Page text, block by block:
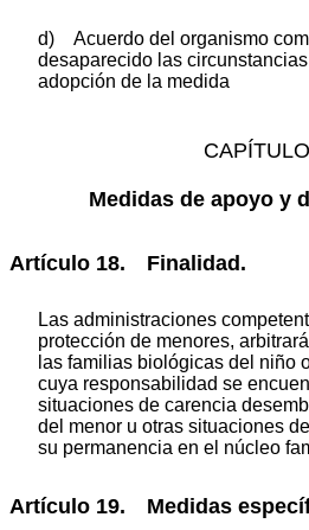
d) Acuerdo del organismo
desaparecido las
adopción de la medida
Medidas de apoyo y
Artículo 18. Finalidad.
Las administraciones
protección de menores,
las familias biológicas del niño
cuya responsabilidad se
situaciones de carencia
del menor u otras situaciones
su permanencia en el núcleo
Artículo 19. Medidas